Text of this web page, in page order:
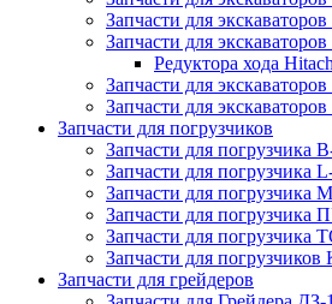
Запчасти для
Запчасти для
Редуктора хода
Запчасти для
Запчасти для
Запчасти для погрузчиков
Запчасти для погрузчика
Запчасти для погрузчика
Запчасти для
Запчасти для погрузчика
Запчасти для погрузчика
Запчасти для погрузчиков
Запчасти для грейдеров